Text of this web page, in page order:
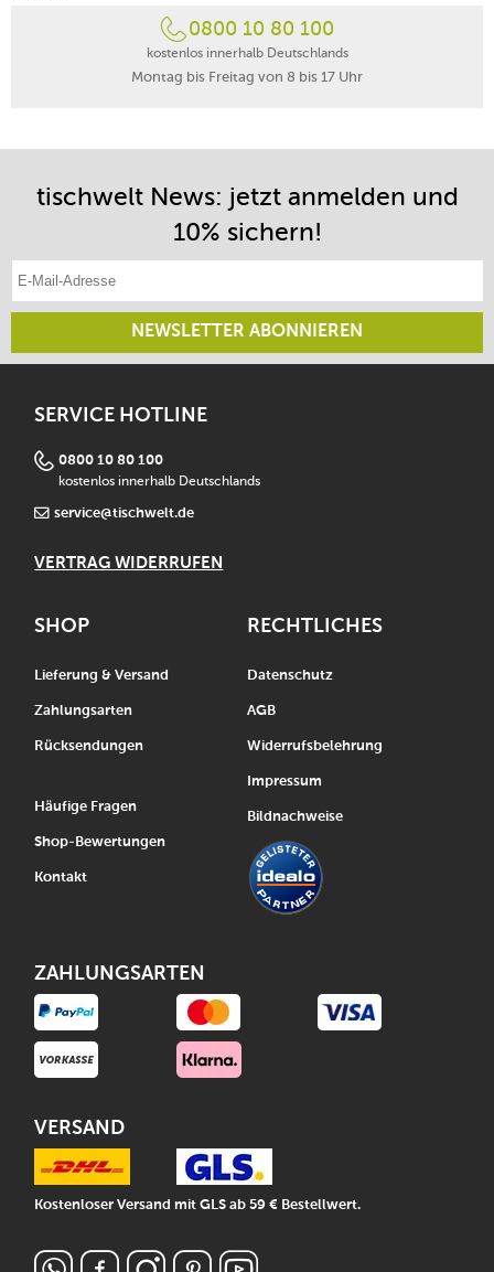
mit einem schmalen Boden, der für einen stabilen Stand
0800 10 80 100
kostenlos innerhalb Deutschlands
Montag bis Freitag von 8 bis 17 Uhr
tischwelt News: jetzt anmelden und
10% sichern!
NEWSLETTER ABONNIEREN
SERVICE HOTLINE
0800 10 80 100
kostenlos innerhalb Deutschlands
service@tischwelt.de
VERTRAG WIDERRUFEN
SHOP
Lieferung & Versand
Zahlungsarten
Rücksendungen
Häufige Fragen
Shop-Bewertungen
Kontakt
RECHTLICHES
Datenschutz
AGB
Widerrufsbelehrung
Impressum
Bildnachweise
ZAHLUNGSARTEN
VERSAND
Kostenloser Versand mit GLS ab 59 € Bestellwert.